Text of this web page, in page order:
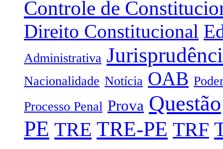
Controle de
Direito Constitucional
Administrativa
Nacionalidade Notícia OAB
Processo Penal Prova Questão
PE TRE TRE-PE TRF